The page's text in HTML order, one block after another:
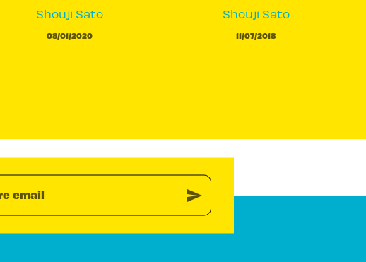
Shouji Sato
08/01/2020
Shouji Sato
11/07/2018
email send